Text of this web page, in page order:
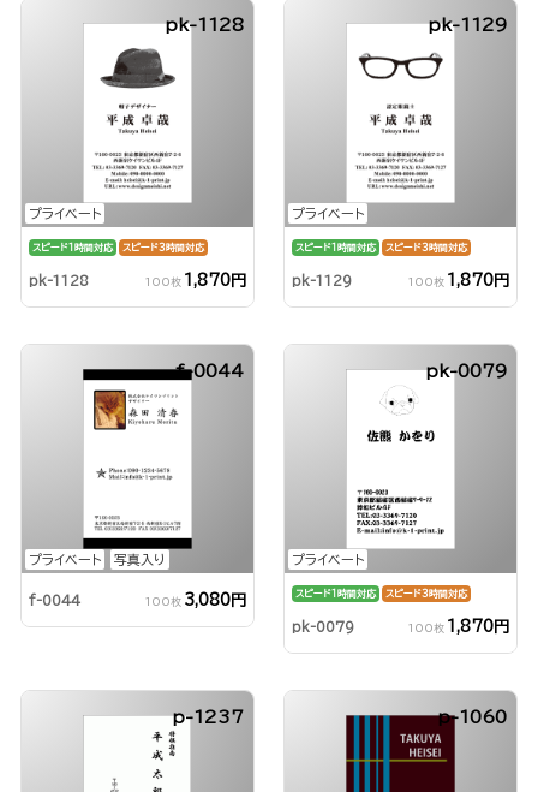
プライベート
pk-1128
スピード1時間対応 スピード3時間対応
pk-1128 100枚 1,870円
プライベート
pk-1129
スピード1時間対応 スピード3時間対応
pk-1129 100枚 1,870円
プライベート 写真入り
f-0044
f-0044 100枚 3,080円
プライベート
pk-0079
スピード1時間対応 スピード3時間対応
pk-0079 100枚 1,870円
p-1237 p-1060